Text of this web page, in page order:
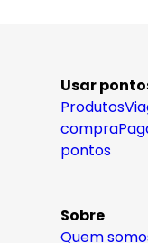
Usar
Produtos
compra
pontos
Sobre
Quem